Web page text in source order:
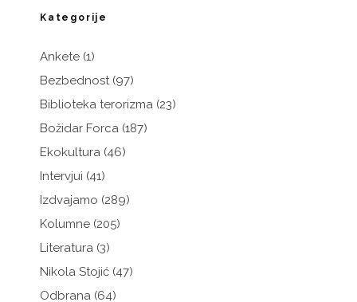
Kategorije
Ankete (1)
Bezbednost(97)
Biblioteka terorizma (23)
Božidar Forca (187)
Ekokultura (46)
Intervjui (41)
Izdvajamo (289)
Kolumne (205)
Literatura (3)
Nikola Stojić (47)
Odbrana (64)